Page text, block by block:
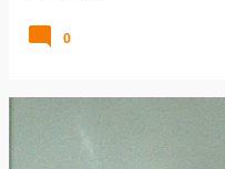
0